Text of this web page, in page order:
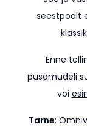
seestpoolt
Enne
pusamudeli
või
Tarne: